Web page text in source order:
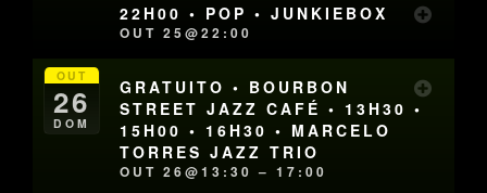
22H00 • POP • JUNKIEBOX
OUT 25@22:00
OUT
26
DOM
GRATUITO • BOURBON
STREET JAZZ CAFÉ • 13H30 •
15H00 • 16H30 • MARCELO
TORRES JAZZ TRIO
OUT 26@13:30 – 17:00